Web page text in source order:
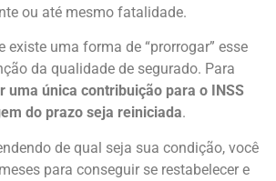
ou até mesmo fatalidade.
existe uma forma de “prorrogar” esse
da qualidade de segurado. Para
uma única contribuição para o INSS
do prazo seja reiniciada.
de qual seja sua condição, você
para conseguir se restabelecer e